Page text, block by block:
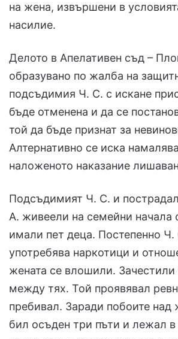
на жена, извършени в
насилие.
Делото в Апелативен съд –
образувано по жалба на
подсъдимия Ч. С. с искане
бъде отменена и да се
той да бъде признат за
Алтернативно се иска
наложеното наказание
Подсъдимият Ч. С. и
А. живеели на семейни начала
имали пет деца. Постепенно Ч.
употребява наркотици и
жената се влошили. Зачестили
между тях. Той проявявал
пребивал. Заради побоите над
бил осъден три пъти и лежал в